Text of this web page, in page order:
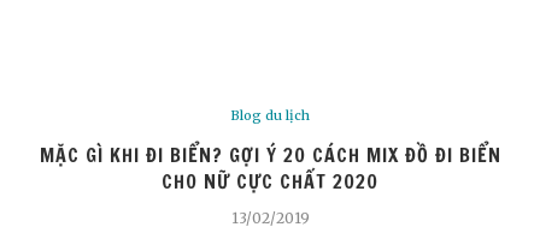
Blog du lịch
MẶC GÌ KHI ĐI BIỂN? GỢI Ý 20 CÁCH MIX ĐỒ ĐI BIỂN
CHO NỮ CỰC CHẤT 2020
13/02/2019